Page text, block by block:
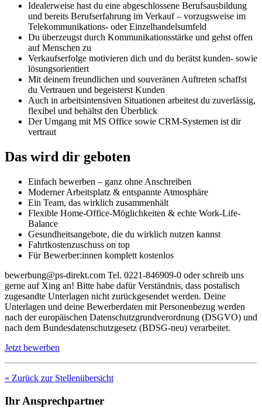
Idealerweise hast du eine abgeschlossene Berufsausbildung
und bereits Berufserfahrung im Verkauf – vorzugsweise im
Telekommunikations- oder Einzelhandelsumfeld
Du überzeugst durch Kommunikationsstärke und gehst offen
auf Menschen zu
Verkaufserfolge motivieren dich und du berätst kunden- sowie
lösungsorientiert
Mit deinem freundlichen und souveränen Auftreten schaffst
du Vertrauen und begeisterst Kunden
Auch in arbeitsintensiven Situationen arbeitest du zuverlässig,
flexibel und behältst den Überblick
Der Umgang mit MS Office sowie CRM-Systemen ist dir
vertraut
Das wird dir geboten
Einfach bewerben – ganz ohne Anschreiben
Moderner Arbeitsplatz & entspannte Atmosphäre
Ein Team, das wirklich zusammenhält
Flexible Home-Office-Möglichkeiten & echte Work-Life-
Balance
Gesundheitsangebote, die du wirklich nutzen kannst
Fahrtkostenzuschuss on top
Für Bewerber:innen komplett kostenlos
bewerbung@ps-direkt.com Tel. 0221-846909-0 oder schreib uns
gerne auf Xing an! Bitte habe dafür Verständnis, dass postalisch
zugesandte Unterlagen nicht zurückgesendet werden. Deine
Unterlagen und deine Bewerberdaten mit Personenbezug werden
nach der europäischen Datenschutzgrundverordnung (DSGVO) und
nach dem Bundesdatenschutzgesetz (BDSG-neu) verarbeitet.
Jetzt bewerben
« Zurück zur Stellenübersicht
Ihr Ansprechpartner